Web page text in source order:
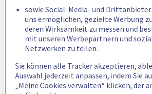
sowie Social-Media- und
uns ermöglichen, gezielte Werbung
deren Wirksamkeit zu messen und
mit unseren Werbepartnern und
Netzwerken zu teilen.
Sie können alle Tracker akzeptieren,
Auswahl jederzeit anpassen, indem Sie
„Meine Cookies verwalten“ klicken, der